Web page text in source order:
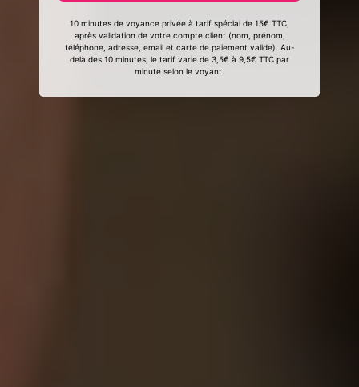
10 minutes de voyance privée à tarif spécial de 15€ TTC,
après validation de votre compte client (nom, prénom,
téléphone, adresse, email et carte de paiement valide). Au-
delà des 10 minutes, le tarif varie de 3,5€ à 9,5€ TTC par
minute selon le voyant.